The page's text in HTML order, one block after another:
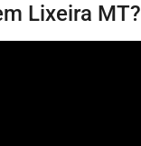
Lixeira MT?